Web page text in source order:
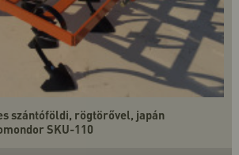
szántóföldi, rögtörővel, japán
SKU-110